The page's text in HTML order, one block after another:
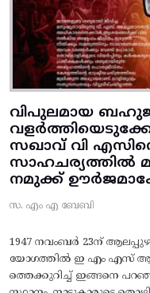
വിപുലമായ
സഖാവ് വി
സാഹചര്യത്തിൽ
നമുക്ക്
സ. എം എ ബേബി
1947 നവംബർ 23ന്
യോഗത്തിൽ ഇ എം എസ്
ത്തെക്കുറിച്ച് ഇങ്ങനെ